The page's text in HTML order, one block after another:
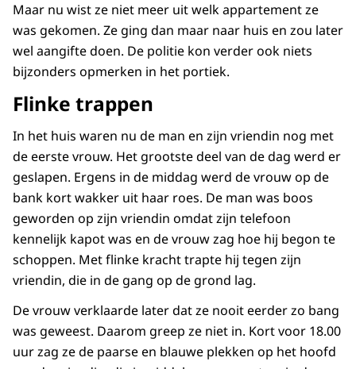
Maar nu wist ze niet meer uit welk appartement ze
was gekomen. Ze ging dan maar naar huis en zou later
wel aangifte doen. De politie kon verder ook niets
bijzonders opmerken in het portiek.
Flinke trappen
In het huis waren nu de man en zijn vriendin nog met
de eerste vrouw. Het grootste deel van de dag werd er
geslapen. Ergens in de middag werd de vrouw op de
bank kort wakker uit haar roes. De man was boos
geworden op zijn vriendin omdat zijn telefoon
kennelijk kapot was en de vrouw zag hoe hij begon te
schoppen. Met flinke kracht trapte hij tegen zijn
vriendin, die in de gang op de grond lag.
De vrouw verklaarde later dat ze nooit eerder zo bang
was geweest. Daarom greep ze niet in. Kort voor 18.00
uur zag ze de paarse en blauwe plekken op het hoofd